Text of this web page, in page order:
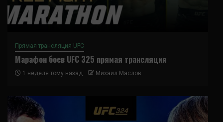
Прямая трансляция UFC
Марафон боев UFC 325 прямая трансляция
1 неделя тому назад Михаил Маслов